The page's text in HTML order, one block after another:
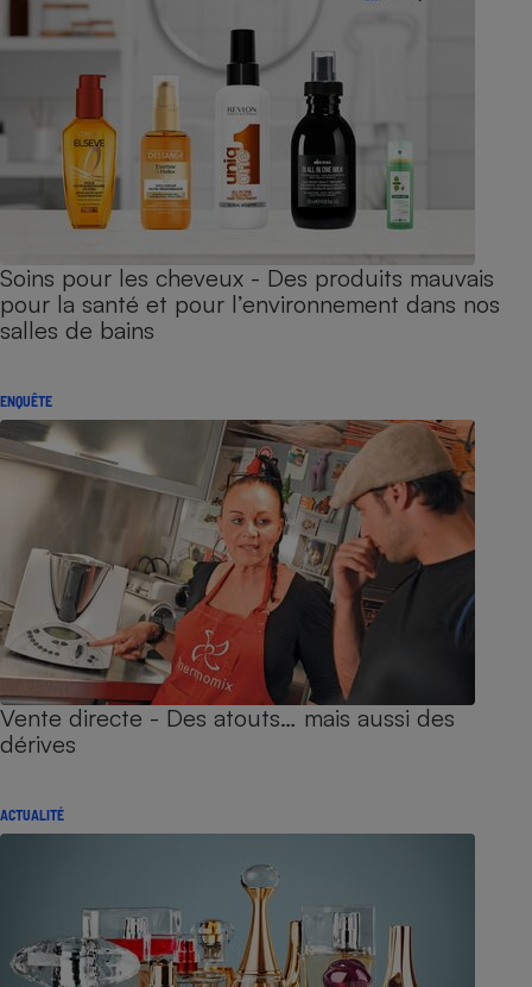
Soins pour les cheveux - Des produits mauvais
pour la santé et pour l’environnement dans nos
salles de bains
ENQUÊTE
Vente directe - Des atouts… mais aussi des
dérives
ACTUALITÉ